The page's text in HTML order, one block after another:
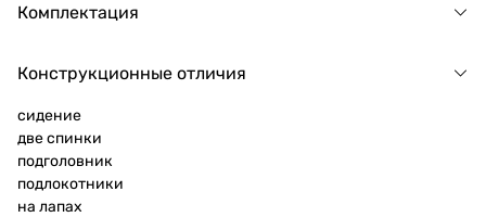
Комплектация
Конструкционные отличия
сидение
две спинки
подголовник
подлокотники
на лапах